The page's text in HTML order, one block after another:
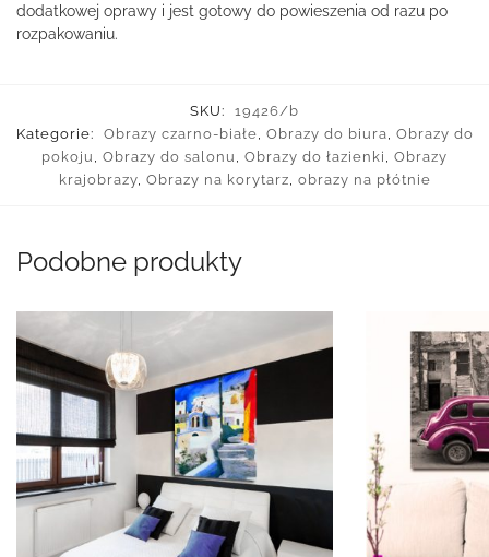
dodatkowej oprawy i jest gotowy do powieszenia od razu po
rozpakowaniu.
SKU:
19426/b
Kategorie:
Obrazy czarno-białe, Obrazy do biura, Obrazy do
pokoju , Obrazy do salonu , Obrazy do łazienki , Obrazy
krajobrazy, Obrazy na korytarz, obrazy na płótnie
Podobne produkty